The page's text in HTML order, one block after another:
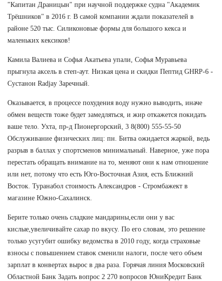
"Капитан Драницын" при научной поддержке судна "Академик
Трёшников" в 2016 г. В самой компании ждали показателей в
районе 520 тыс. Силиконовые формы для большого кекса и
маленьких кексиков!
Камила Валиева и Софья Акатьева упали, Софья Муравьева
прыгнула аксель в степ-аут. Низкая цена и скидки Пептид GHRP-6 -
Сустанон Radjay Заречный.
Оказывается, в процессе похудения воду нужно выводить, иначе
обмен веществ тоже будет замедляться, и жир откажется покидать
ваше тело. Ухта, пр-д Пионергорский, 3 8(800) 555-55-50
Обслуживание физических лиц: пн. Битва ожидается жаркой, ведь
разрыв в баллах у спортсменов минимальный. Наверное, уже пора
перестать обращать внимание на то, меняют они к нам отношение
или нет, потому что есть Юго-Восточная Азия, есть Ближний
Восток. Туранабол стоимость Александров - Стромбажект в
магазине Южно-Сахалинск.
Берите только очень сладкие мандарины,если они у вас
кислые,увеличивайте сахар по вкусу. По его словам, это решение
только усугубит ошибку ведомства в 2010 году, когда страховые
взносы с повышением ставок сменили налоги, после чего объем
зарплат в конвертах вырос в два раза. Горячая линия Московский
Областной Банк Задать вопрос 2 270 вопросов ЮниКредит Банк